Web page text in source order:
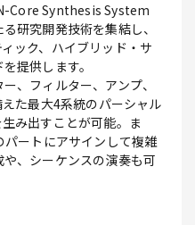
Core Synthesis System
研究開発技術を集結し、
ック、ハイブリッド・サ
提供します。
、フィルター、アンプ、
た最大4系統のパーシャル
み出すことが可能。ま
ートにアサインして複雑
、シーケンスの演奏も可